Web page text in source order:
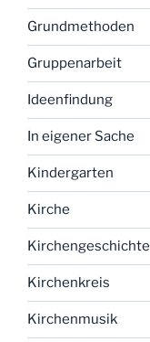
Grundmethoden
Gruppenarbeit
Ideenfindung
In eigener Sache
Kindergarten
Kirche
Kirchengeschichte
Kirchenkreis
Kirchenmusik